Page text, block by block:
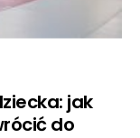
jak
do